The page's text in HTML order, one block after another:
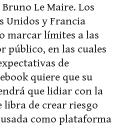
Le Maire. Los
Unidos y Francia
marcar límites a las
público, en las cuales
de
quiere que su
que lidiar con la
de crear riesgo
como plataforma